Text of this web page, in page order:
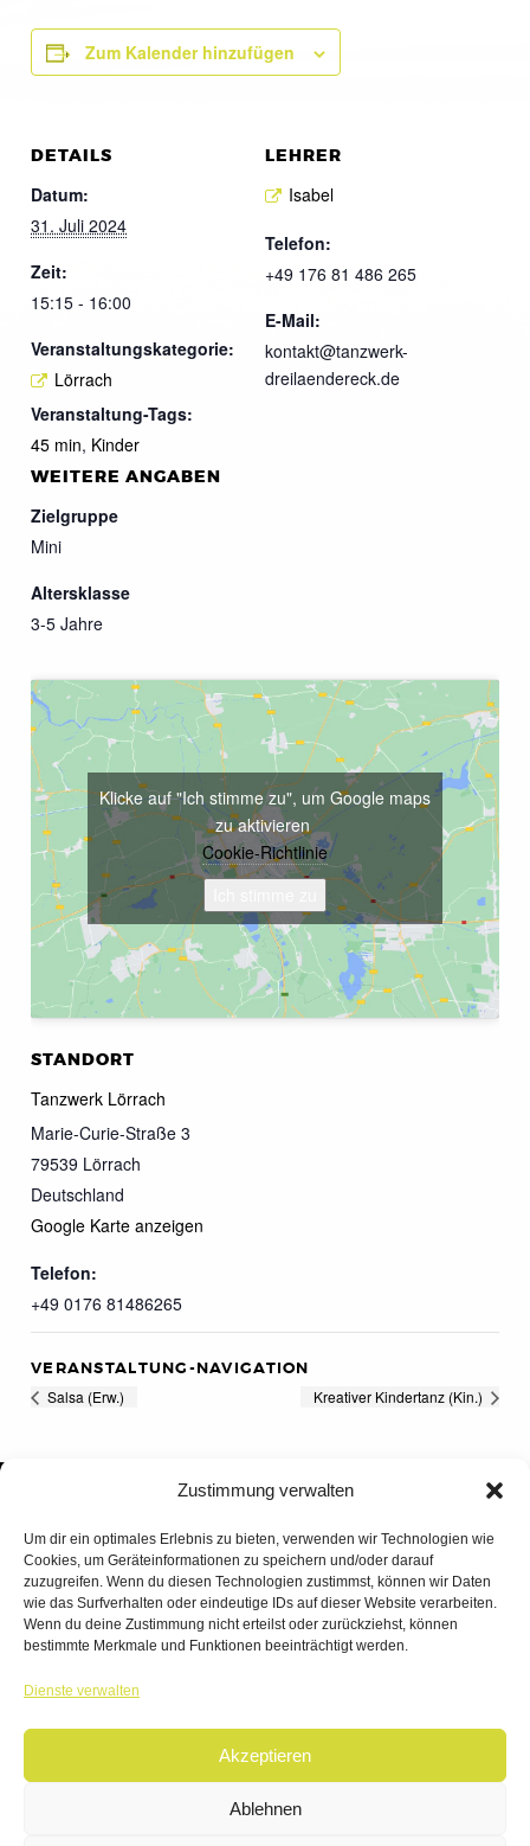
Zustimmung verwalten
Um dir ein optimales Erlebnis zu bieten, verwenden wir Technologien wie
Cookies, um Geräteinformationen zu speichern und/oder darauf
zuzugreifen. Wenn du diesen Technologien zustimmst, können wir Daten
wie das Surfverhalten oder eindeutige IDs auf dieser Website verarbeiten.
Wenn du deine Zustimmung nicht erteilst oder zurückziehst, können
bestimmte Merkmale und Funktionen beeinträchtigt werden.
Dienste verwalten
Akzeptieren
Ablehnen
Zum Kalender hinzufügen
DETAILS
Datum:
31. Juli 2024
Zeit:
15:15 - 16:00
Veranstaltungskategorie:
Lörrach
Veranstaltung-Tags:
45 min, Kinder
LEHRER
Isabel
Telefon:
+49 176 81 486 265
E-Mail:
kontakt@tanzwerk-
dreilaendereck.de
WEITERE ANGABEN
Zielgruppe
Mini
Altersklasse
3-5 Jahre
STANDORT
Tanzwerk Lörrach
Marie-Curie-Straße 3
79539 Lörrach
Deutschland
Google Karte anzeigen
Telefon:
+49 0176 81486265
Klicke auf "Ich stimme zu", um Google maps
zu aktivieren
Cookie-Richtlinie
VERANSTALTUNG-NAVIGATION
Salsa (Erw.) Kreativer Kindertanz (Kin.)
© 2026 | TANZWERK
DATENSCHUTZ